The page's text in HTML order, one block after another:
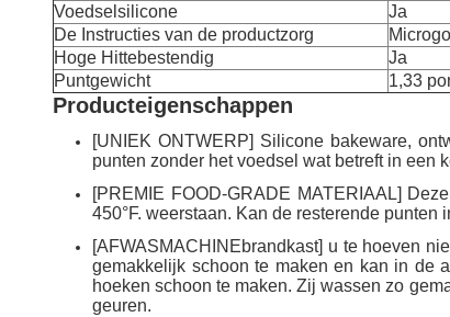
Voedselsilicone
Ja
De Instructies van de productzorg
Hoge Hittebestendig
Ja
Puntgewicht
1,33
Producteigenschappen
[UNIEK ONTWERP] Silicone bakeware,
punten zonder het voedsel wat betreft in een
[PREMIE FOOD-GRADE MATERIAAL]
450°F. weerstaan. Kan de resterende
[AFWASMACHINEbrandkast] u te hoeven
gemakkelijk schoon te maken en kan in de
hoeken schoon te maken. Zij wassen zo
geuren.